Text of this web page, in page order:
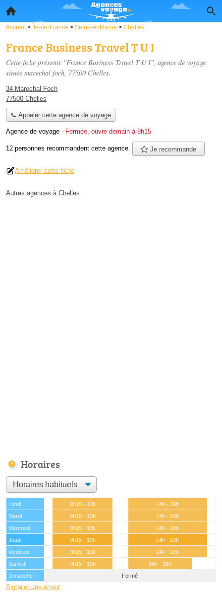
Accueil > Île-de-France > Seine-et-Marne > Chelles
France Business Travel T U I
Cette fiche présente "France Business Travel T U I", agence de voyage
située marechal foch, 77500 Chelles.
34 Marechal Foch
77500 Chelles
📞 Appeler cette agence de voyage
Agence de voyage - Fermée, ouvre demain à 9h15
12 personnes recommandent cette agence. Je recommande
Améliorer cette fiche
Autres agences à Chelles
Horaires
Lundi 9h15 - 13h
14h - 19h
Mardi
9h15 - 13h
14h - 19h
Mercredi
9h15 - 13h
14h - 19h
Jeudi
9h15 - 13h
14h - 19h
Vendredi
9h15 - 13h
14h - 19h
Samedi
9h15 - 13h
14h - 18h
Dimanche
Fermé
Signaler une erreur